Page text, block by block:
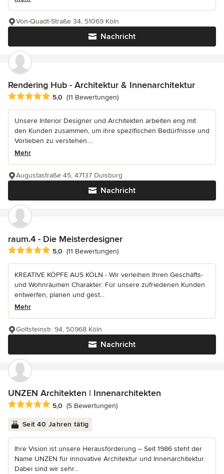
Nachricht
Von-Quadt-Straße 34, 51069 Köln
Rendering Hub - Architektur & Innenarchitektur
Durchschnittliche Bewertung: 5 von 5 Sternen
5,0 (11 Bewertungen)
Unsere Interior Designer und Architekten arbeiten eng mit
den Kunden zusammen, um ihre spezifischen Bedürfnisse und
Vorlieben zu verstehen....
Mehr
Nachricht
Augustastraße 45, 47137 Duisburg
raum.4 - Die Meisterdesigner
Durchschnittliche Bewertung: 5 von 5 Sternen
5,0 (11 Bewertungen)
KREATIVE KÖPFE AUS KÖLN - Wir verleihen Ihren Geschäfts-
und Wohnräumen Charakter: Für unsere zufriedenen Kunden
entwerfen, planen und gest...
Mehr
Nachricht
Goltsteinstr. 94, 50968 Köln
UNZEN Architekten | Innenarchitekten
Durchschnittliche Bewertung: 5 von 5 Sternen
5,0 (5 Bewertungen)
Seit 40 Jahren tätig
Ihre Vision ist unsere Herausforderung – Seit 1986 steht der
Name UNZEN für innovative Architektur und Innenarchitektur.
Dabei sind wir sehr...